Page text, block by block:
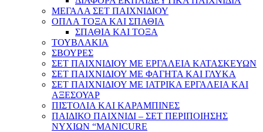
ΜΕΓΑΛΑ ΣΕΤ ΠΑΙΧΝΙΔΙΟΥ
ΟΠΛΑ ΤΟΞΑ ΚΑΙ ΣΠΑΘΙΑ
ΣΠΑΘΙΑ ΚΑΙ ΤΟΞΑ
ΤΟΥΒΛΑΚΙΑ
ΣΒΟΥΡΕΣ
ΣΕΤ ΠΑΙΧΝΙΔΙΟΥ ΜΕ ΕΡΓΑΛΕΙΑ ΚΑΤΑΣΚΕΥΩΝ
ΣΕΤ ΠΑΙΧΝΙΔΙΟΥ ΜΕ ΦΑΓΗΤΑ ΚΑΙ ΓΛΥΚΑ
ΣΕΤ ΠΑΙΧΝΙΔΙΟΥ ΜΕ ΙΑΤΡΙΚΑ ΕΡΓΑΛΕΙΑ ΚΑΙ
ΑΞΕΣΟΥΑΡ
ΠΙΣΤΟΛΙΑ ΚΑΙ ΚΑΡΑΜΠΙΝΕΣ
ΠΑΙΔΙΚΟ ΠΑΙΧΝΙΔΙ – ΣΕΤ ΠΕΡΙΠΟΙΗΣΗΣ
ΝΥΧΙΩΝ “MANICURE